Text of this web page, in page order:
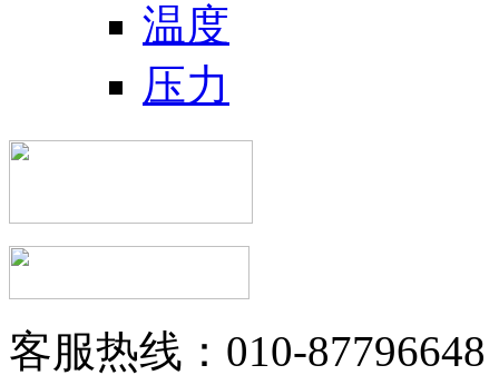
温度
压力
客服热线：010-87796648